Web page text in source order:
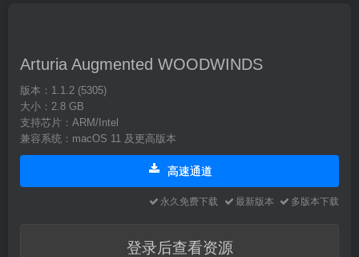
Arturia Augmented WOODWINDS
版本：1.1.2 (5305)
大小：2.8 GB
支持芯片：ARM/Intel
兼容系统：macOS 11 及更高版本
高速通道
永久免费下载 最新版本 多版本下载
登录后查看资源